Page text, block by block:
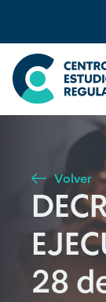
Seleccione país
Tipo de artículo
Buscar
Volver
28